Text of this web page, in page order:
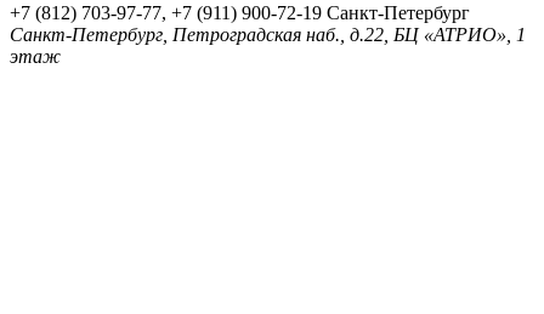
+7 (812) 703-97-77, +7 (911) 900-72-19 Санкт-Петербург
Санкт-Петербург, Петроградская наб., д.22, БЦ «АТРИО», 1
этаж